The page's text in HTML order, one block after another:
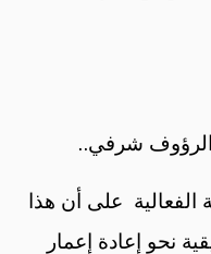
الرؤوف شرفي..
الفعالية على أن هذا
نحو إعادة إعمار